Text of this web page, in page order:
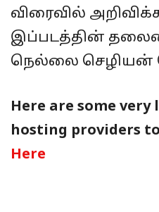
விரைவில்
இப்படத்தின்
நெல்லை செழியன்
Here are some
hosting providers
Here